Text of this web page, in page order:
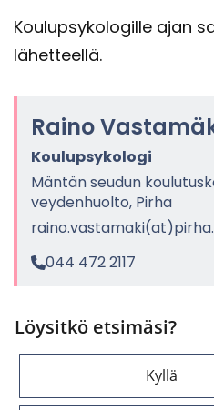
Kou­lup­sy­ko­lo­gil­le ajan
lä­het­teel­lä.
Raino
Kou­lup­sy­ko­lo­gi
Män­tän seu­dun
vey­den­huol­to, Pirha
044 472 2117
Löysitkö etsimäsi?
Kyllä